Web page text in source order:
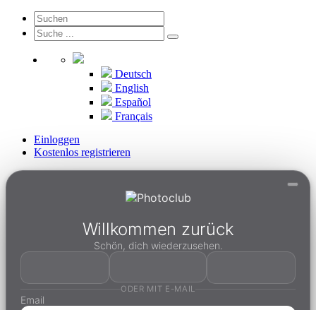
Deutsch
English
Español
Français
Einloggen
Kostenlos registrieren
Willkommen zurück
Schön, dich wiederzusehen.
ODER MIT E-MAIL
Email